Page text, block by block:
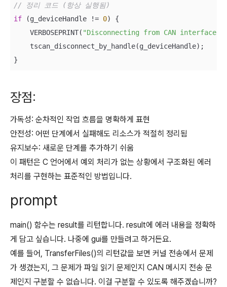
// 정리 코드 (항상 실행됨)
if (g_deviceHandle != 0) {
    VERBOSEPRINT(
"Disconnecting from CAN
    tscan_disconnect_by_handle(g_deviceHandle);
}
장점:
가독성: 순차적인 작업 흐름을 명확하게 표현
안전성: 어떤 단계에서 실패해도 리소스가 적절히 정리됨
유지보수: 새로운 단계를 추가하기 쉬움
이 패턴은 C 언어에서 예외 처리가 없는 상황에서 구조화된 에러
처리를 구현하는 표준적인 방법입니다.
prompt
main() 함수는 result를 리턴합니다. result에 에러 내용을 정확하
게 담고 싶습니다. 나중에 gui를 만들려고 하거든요.
예를 들어, TransferFiles()의 리턴값을 보면 커널 전송에서 문제
가 생겼는지, 그 문제가 파일 읽기 문제인지 CAN 메시지 전송 문
제인지 구분할 수 없습니다. 이걸 구분할 수 있도록 해주겠습니까?